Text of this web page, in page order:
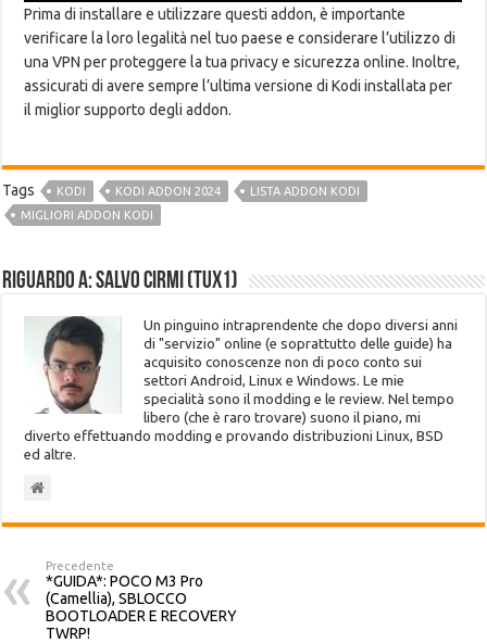
Prima di installare e utilizzare questi addon, è importante
verificare la loro legalità nel tuo paese e considerare l’utilizzo di
una VPN per proteggere la tua privacy e sicurezza online. Inoltre,
assicurati di avere sempre l’ultima versione di Kodi installata per
il miglior supporto degli addon.
Tags KODI KODI ADDON 2024
LISTA ADDON KODI
MIGLIORI ADDON KODI
Riguardo a: Salvo Cirmi (Tux1)
Un pinguino intraprendente che dopo diversi anni
di "servizio" online (e soprattutto delle guide) ha
acquisito conoscenze non di poco conto sui
settori Android, Linux e Windows. Le mie
specialità sono il modding e le review. Nel tempo
libero (che è raro trovare) suono il piano, mi
diverto effettuando modding e provando distribuzioni Linux, BSD
ed altre.
Precedente
*GUIDA*: POCO M3 Pro
(Camellia), SBLOCCO
BOOTLOADER E RECOVERY
TWRP!